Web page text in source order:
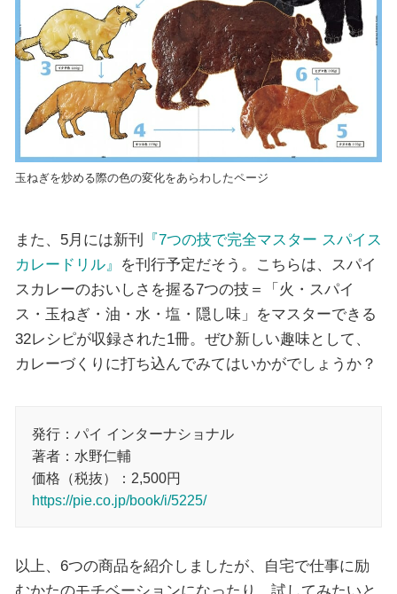
玉ねぎを炒める際の色の変化をあらわしたページ
また、5月には新刊
『7つの技で完全マスター スパイス
カレードリル』 を刊行予定だそう。こちらは、スパイ
スカレーのおいしさを握る7つの技＝「火・スパイ
ス・玉ねぎ・油・水・塩・隠し味」をマスターできる
32レシピが収録された1冊。ぜひ新しい趣味として、
カレーづくりに打ち込んでみてはいかがでしょうか？
発行：パイ インターナショナル
著者：水野仁輔
価格（税抜）：2,500円
https://pie.co.jp/book/i/5225/
以上、6つの商品を紹介しましたが、自宅で仕事に励